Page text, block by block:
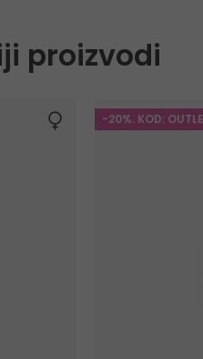
proizvodi
-20%. KOD: